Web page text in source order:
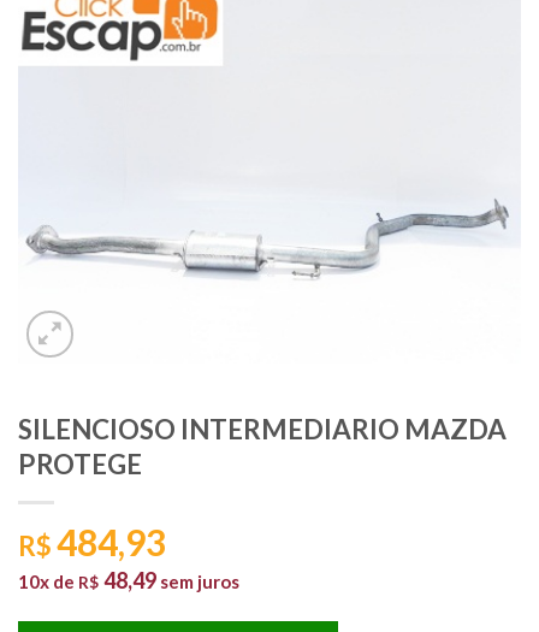
SILENCIOSO INTERMEDIARIO MAZDA
PROTEGE
R$484,93
10x de R$ 48,49 sem juros